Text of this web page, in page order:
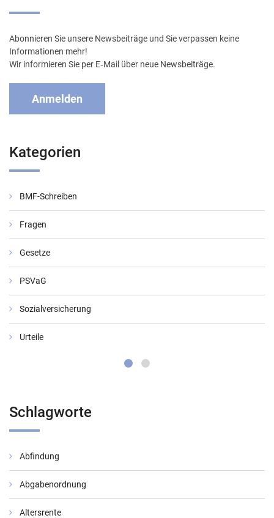
Abonnieren Sie unsere Newsbeiträge und Sie verpassen keine
Informationen mehr!
Wir informieren Sie per E‑Mail über neue Newsbeiträge.
Anmelden
Kategorien
BMF-Schreiben
Fragen
Gesetze
PSVaG
Sozialversicherung
Urteile
Schlagworte
Abfindung
Abgabenordnung
Altersrente